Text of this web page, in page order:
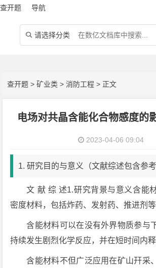
查开题 导航
 请选择分类
查开题 >矿业类 >消防工程 > 正文
电场对共晶含能化合物感度的
2023-04-06 09:04
1. 研究目的与意义（文献综述包含参考
文 献 综 述1.研究背景与意义含能
密度材料，包括炸药、发射药、推进剂等
含能材料可以在没有外界物质参与
持续发生剧烈化学反应，并在短时间内释
含能材料不但广泛应用在矿山幵采